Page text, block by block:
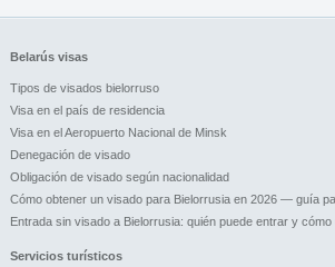
Belarús visas
Tipos de visados bielorruso
Visa en el país de residencia
Visa en el Aeropuerto Nacional de Minsk
Denegación de visado
Obligación de visado según nacionalidad
Cómo obtener un visado para Bielorrusia en 2026 — guía
Entrada sin visado a Bielorrusia: quién puede entrar y cómo
Servicios turísticos